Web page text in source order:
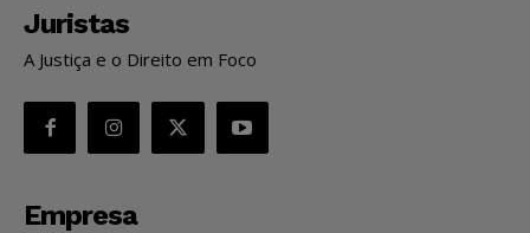
Juristas
A Justiça e o Direito em Foco
Empresa